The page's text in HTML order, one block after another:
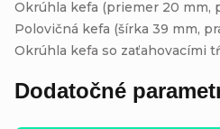
Okrúhla kefa (priemer 20 mm,
Polovičná kefa (šírka 39 mm,
Okrúhla kefa so zaťahovacími
Dodatočné